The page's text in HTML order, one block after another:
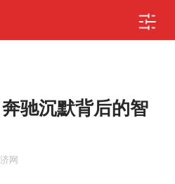
驰沉默背后的智
网